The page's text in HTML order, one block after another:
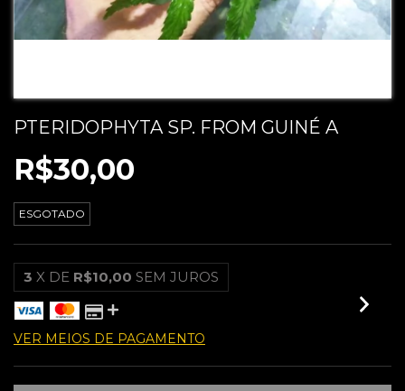
PTERIDOPHYTA SP. FROM GUINÉ A
R$30,00
ESGOTADO
3 X DE R$10,00 SEM JUROS
VER MEIOS DE PAGAMENTO